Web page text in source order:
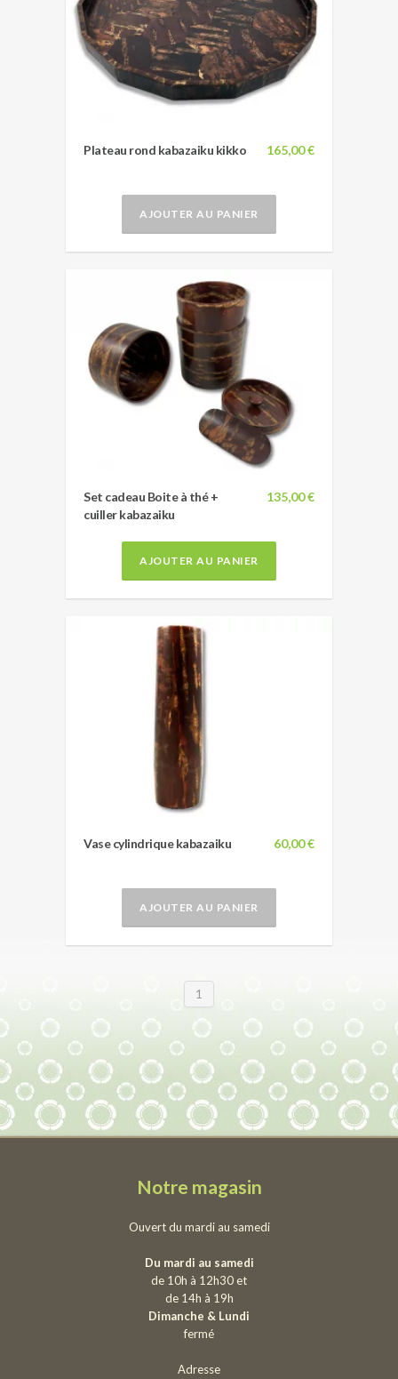
165,00 €
Plateau rond kabazaiku kikko
AJOUTER AU PANIER
135,00 €
Set cadeau Boite à thé +
cuiller kabazaiku
AJOUTER AU PANIER
60,00 €
Vase cylindrique kabazaiku
AJOUTER AU PANIER
1
Notre magasin
Ouvert du mardi au samedi
Du mardi au samedi
de 10h à 12h30 et
de 14h à 19h
Dimanche & Lundi
fermé
Adresse